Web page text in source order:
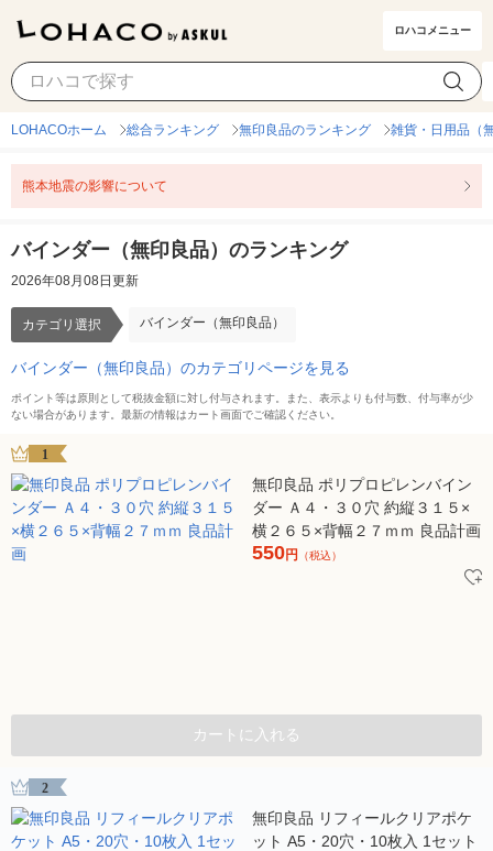
ロハコメニュー
バインダー（無印良品） カテゴリ選択
LOHACOホーム 総合ランキング 無印良品のランキング 雑貨・日用品（
熊本地震の影響について
バインダー（無印良品）のランキング
2026年08月08日更新
カテゴリ選択 バインダー（無印良品）
バインダー（無印良品）のカテゴリページを見る
ポイント等は原則として税抜金額に対し付与されます。また、表示よりも付与数、付与率が少
ない場合があります。最新の情報はカート画面でご確認ください。
1
無印良品 ポリプロピレンバイン
ダー Ａ４・３０穴 約縦３１５×
横２６５×背幅２７ｍｍ 良品計画
550円 （税込）
カートに入れる
2
無印良品 リフィールクリアポケ
ット A5・20穴・10枚入 1セット